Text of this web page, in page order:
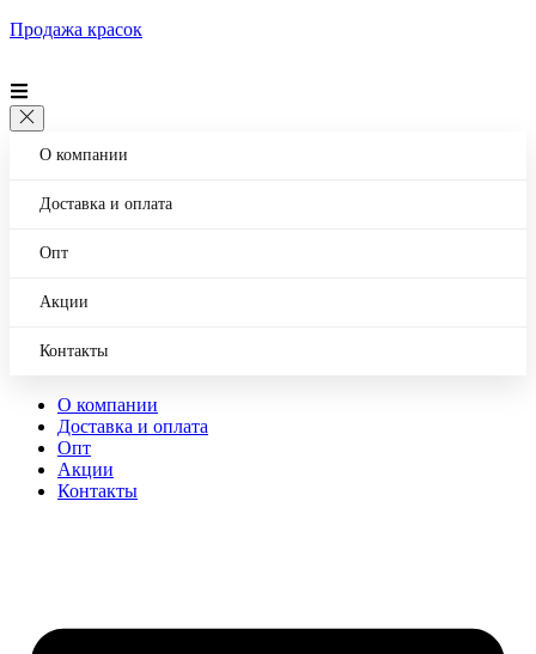
Продажа красок
О компании
Доставка и оплата
Опт
Акции
Контакты
О компании
Доставка и оплата
Опт
Акции
Контакты